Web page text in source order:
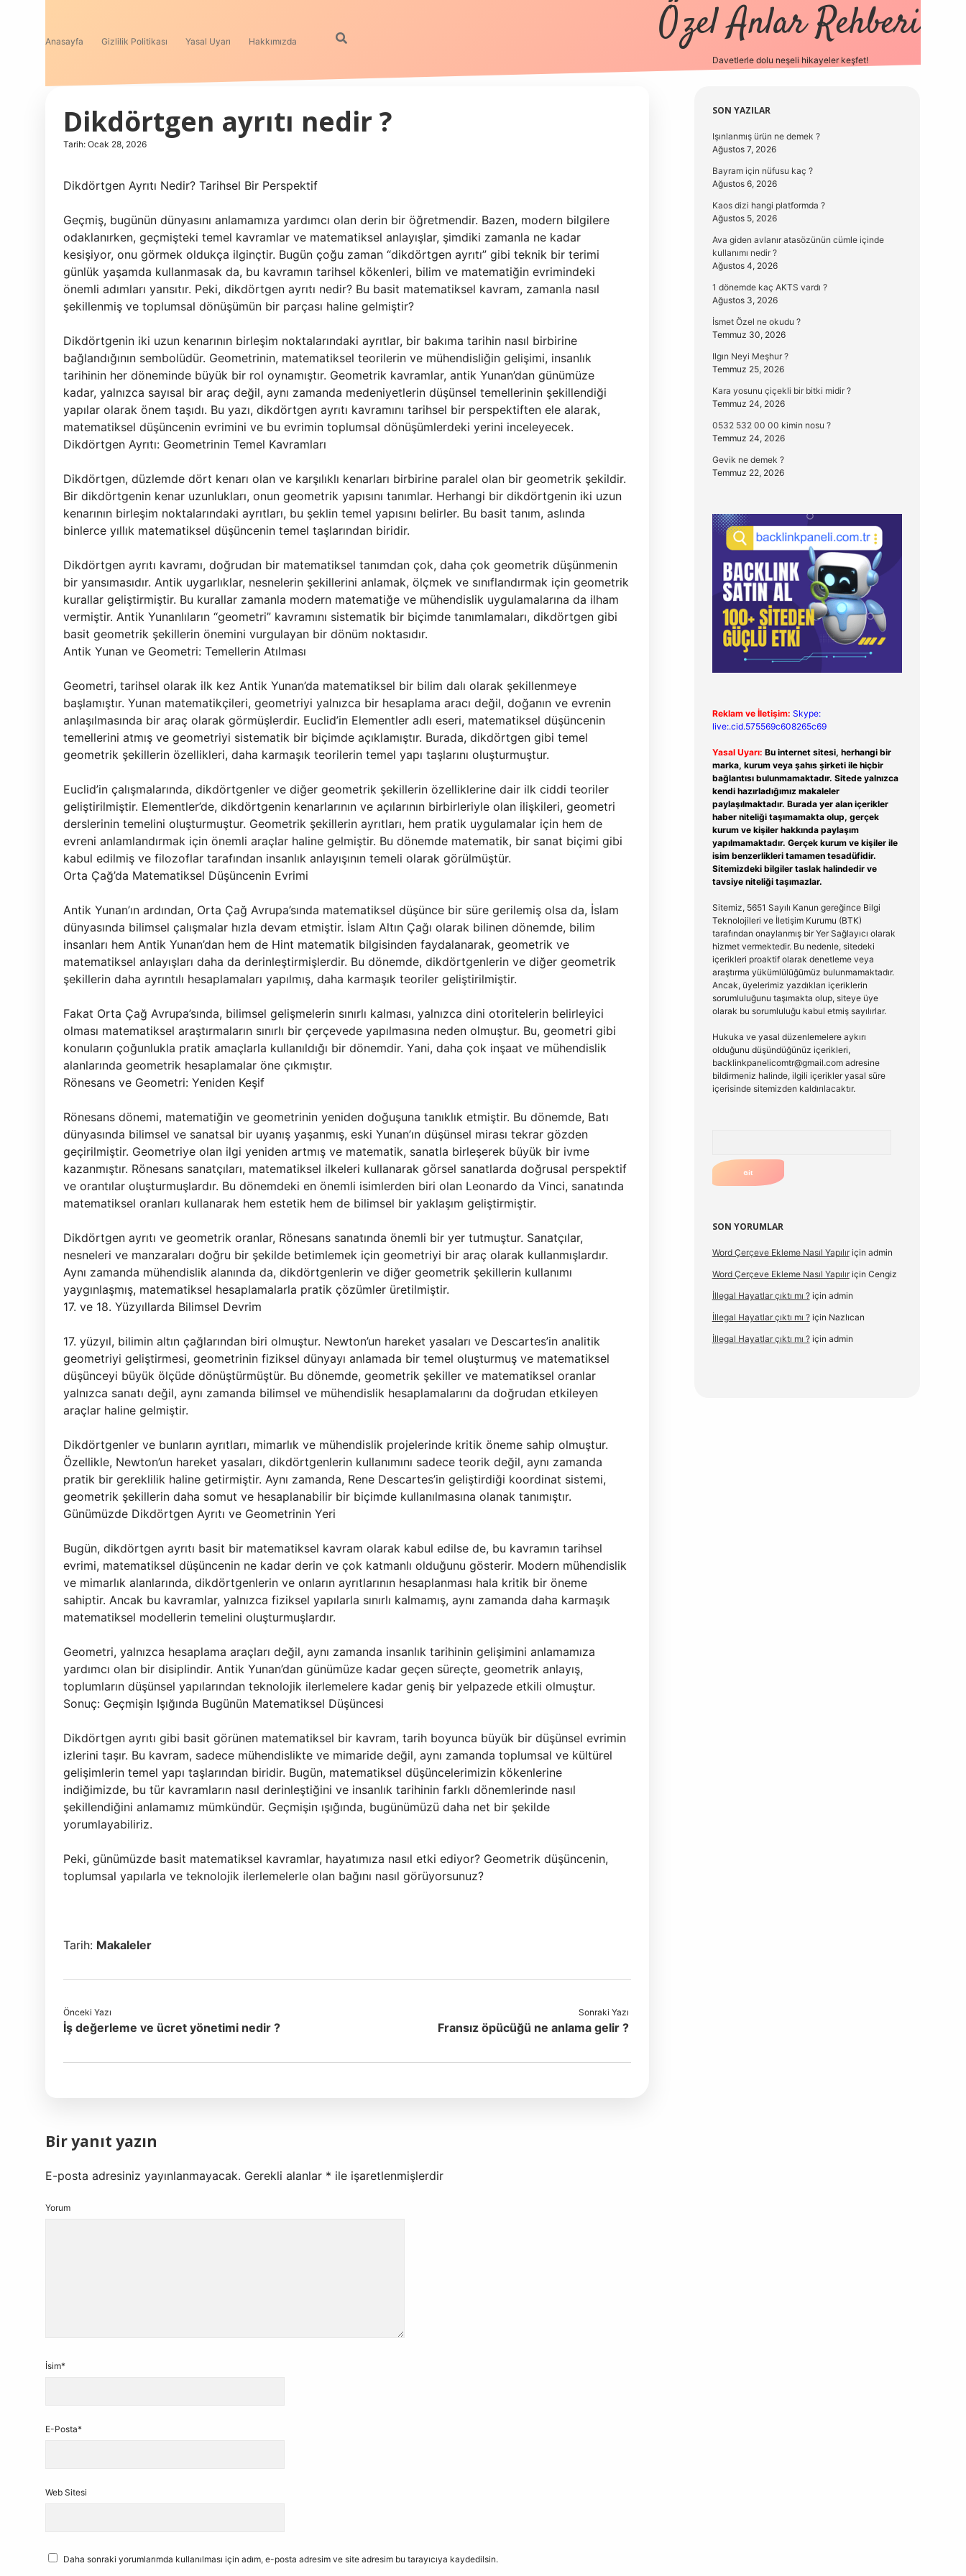
Anasayfa Gizlilik Politikası Yasal Uyarı Hakkımızda Özel Anlar Rehberi
Davetlerle dolu neşeli hikayeler keşfet!
Dikdörtgen ayrıtı nedir ?
Tarih: Ocak 28, 2026
Dikdörtgen Ayrıtı Nedir? Tarihsel Bir Perspektif
Geçmiş, bugünün dünyasını anlamamıza yardımcı olan derin bir öğretmendir. Bazen, modern bilgilere
odaklanırken, geçmişteki temel kavramlar ve matematiksel anlayışlar, şimdiki zamanla ne kadar
kesişiyor, onu görmek oldukça ilginçtir. Bugün çoğu zaman “dikdörtgen ayrıtı” gibi teknik bir terimi
günlük yaşamda kullanmasak da, bu kavramın tarihsel kökenleri, bilim ve matematiğin evrimindeki
önemli adımları yansıtır. Peki, dikdörtgen ayrıtı nedir? Bu basit matematiksel kavram, zamanla nasıl
şekillenmiş ve toplumsal dönüşümün bir parçası haline gelmiştir?
Dikdörtgenin iki uzun kenarının birleşim noktalarındaki ayrıtlar, bir bakıma tarihin nasıl birbirine
bağlandığının sembolüdür. Geometrinin, matematiksel teorilerin ve mühendisliğin gelişimi, insanlık
tarihinin her döneminde büyük bir rol oynamıştır. Geometrik kavramlar, antik Yunan’dan günümüze
kadar, yalnızca sayısal bir araç değil, aynı zamanda medeniyetlerin düşünsel temellerinin şekillendiği
yapılar olarak önem taşıdı. Bu yazı, dikdörtgen ayrıtı kavramını tarihsel bir perspektiften ele alarak,
matematiksel düşüncenin evrimini ve bu evrimin toplumsal dönüşümlerdeki yerini inceleyecek.
Dikdörtgen Ayrıtı: Geometrinin Temel Kavramları
Dikdörtgen, düzlemde dört kenarı olan ve karşılıklı kenarları birbirine paralel olan bir geometrik şekildir.
Bir dikdörtgenin kenar uzunlukları, onun geometrik yapısını tanımlar. Herhangi bir dikdörtgenin iki uzun
kenarının birleşim noktalarındaki ayrıtları, bu şeklin temel yapısını belirler. Bu basit tanım, aslında
binlerce yıllık matematiksel düşüncenin temel taşlarından biridir.
Dikdörtgen ayrıtı kavramı, doğrudan bir matematiksel tanımdan çok, daha çok geometrik düşünmenin
bir yansımasıdır. Antik uygarlıklar, nesnelerin şekillerini anlamak, ölçmek ve sınıflandırmak için geometrik
kurallar geliştirmiştir. Bu kurallar zamanla modern matematiğe ve mühendislik uygulamalarına da ilham
vermiştir. Antik Yunanlıların “geometri” kavramını sistematik bir biçimde tanımlamaları, dikdörtgen gibi
basit geometrik şekillerin önemini vurgulayan bir dönüm noktasıdır.
Antik Yunan ve Geometri: Temellerin Atılması
Geometri, tarihsel olarak ilk kez Antik Yunan’da matematiksel bir bilim dalı olarak şekillenmeye
başlamıştır. Yunan matematikçileri, geometriyi yalnızca bir hesaplama aracı değil, doğanın ve evrenin
anlaşılmasında bir araç olarak görmüşlerdir. Euclid’in Elementler adlı eseri, matematiksel düşüncenin
temellerini atmış ve geometriyi sistematik bir biçimde açıklamıştır. Burada, dikdörtgen gibi temel
geometrik şekillerin özellikleri, daha karmaşık teorilerin temel yapı taşlarını oluşturmuştur.
Euclid’in çalışmalarında, dikdörtgenler ve diğer geometrik şekillerin özelliklerine dair ilk ciddi teoriler
geliştirilmiştir. Elementler’de, dikdörtgenin kenarlarının ve açılarının birbirleriyle olan ilişkileri, geometri
derslerinin temelini oluşturmuştur. Geometrik şekillerin ayrıtları, hem pratik uygulamalar için hem de
evreni anlamlandırmak için önemli araçlar haline gelmiştir. Bu dönemde matematik, bir sanat biçimi gibi
kabul edilmiş ve filozoflar tarafından insanlık anlayışının temeli olarak görülmüştür.
Orta Çağ’da Matematiksel Düşüncenin Evrimi
Antik Yunan’ın ardından, Orta Çağ Avrupa’sında matematiksel düşünce bir süre gerilemiş olsa da, İslam
dünyasında bilimsel çalışmalar hızla devam etmiştir. İslam Altın Çağı olarak bilinen dönemde, bilim
insanları hem Antik Yunan’dan hem de Hint matematik bilgisinden faydalanarak, geometrik ve
matematiksel anlayışları daha da derinleştirmişlerdir. Bu dönemde, dikdörtgenlerin ve diğer geometrik
şekillerin daha ayrıntılı hesaplamaları yapılmış, daha karmaşık teoriler geliştirilmiştir.
Fakat Orta Çağ Avrupa’sında, bilimsel gelişmelerin sınırlı kalması, yalnızca dini otoritelerin belirleyici
olması matematiksel araştırmaların sınırlı bir çerçevede yapılmasına neden olmuştur. Bu, geometri gibi
konuların çoğunlukla pratik amaçlarla kullanıldığı bir dönemdir. Yani, daha çok inşaat ve mühendislik
alanlarında geometrik hesaplamalar öne çıkmıştır.
Rönesans ve Geometri: Yeniden Keşif
Rönesans dönemi, matematiğin ve geometrinin yeniden doğuşuna tanıklık etmiştir. Bu dönemde, Batı
dünyasında bilimsel ve sanatsal bir uyanış yaşanmış, eski Yunan’ın düşünsel mirası tekrar gözden
geçirilmiştir. Geometriye olan ilgi yeniden artmış ve matematik, sanatla birleşerek büyük bir ivme
kazanmıştır. Rönesans sanatçıları, matematiksel ilkeleri kullanarak görsel sanatlarda doğrusal perspektif
ve orantılar oluşturmuşlardır. Bu dönemdeki en önemli isimlerden biri olan Leonardo da Vinci, sanatında
matematiksel oranları kullanarak hem estetik hem de bilimsel bir yaklaşım geliştirmiştir.
Dikdörtgen ayrıtı ve geometrik oranlar, Rönesans sanatında önemli bir yer tutmuştur. Sanatçılar,
nesneleri ve manzaraları doğru bir şekilde betimlemek için geometriyi bir araç olarak kullanmışlardır.
Aynı zamanda mühendislik alanında da, dikdörtgenlerin ve diğer geometrik şekillerin kullanımı
yaygınlaşmış, matematiksel hesaplamalarla pratik çözümler üretilmiştir.
17. ve 18. Yüzyıllarda Bilimsel Devrim
17. yüzyıl, bilimin altın çağlarından biri olmuştur. Newton’un hareket yasaları ve Descartes’in analitik
geometriyi geliştirmesi, geometrinin fiziksel dünyayı anlamada bir temel oluşturmuş ve matematiksel
düşünceyi büyük ölçüde dönüştürmüştür. Bu dönemde, geometrik şekiller ve matematiksel oranlar
yalnızca sanatı değil, aynı zamanda bilimsel ve mühendislik hesaplamalarını da doğrudan etkileyen
araçlar haline gelmiştir.
Dikdörtgenler ve bunların ayrıtları, mimarlık ve mühendislik projelerinde kritik öneme sahip olmuştur.
Özellikle, Newton’un hareket yasaları, dikdörtgenlerin kullanımını sadece teorik değil, aynı zamanda
pratik bir gereklilik haline getirmiştir. Aynı zamanda, Rene Descartes’in geliştirdiği koordinat sistemi,
geometrik şekillerin daha somut ve hesaplanabilir bir biçimde kullanılmasına olanak tanımıştır.
Günümüzde Dikdörtgen Ayrıtı ve Geometrinin Yeri
Bugün, dikdörtgen ayrıtı basit bir matematiksel kavram olarak kabul edilse de, bu kavramın tarihsel
evrimi, matematiksel düşüncenin ne kadar derin ve çok katmanlı olduğunu gösterir. Modern mühendislik
ve mimarlık alanlarında, dikdörtgenlerin ve onların ayrıtlarının hesaplanması hala kritik bir öneme
sahiptir. Ancak bu kavramlar, yalnızca fiziksel yapılarla sınırlı kalmamış, aynı zamanda daha karmaşık
matematiksel modellerin temelini oluşturmuşlardır.
Geometri, yalnızca hesaplama araçları değil, aynı zamanda insanlık tarihinin gelişimini anlamamıza
yardımcı olan bir disiplindir. Antik Yunan’dan günümüze kadar geçen süreçte, geometrik anlayış,
toplumların düşünsel yapılarından teknolojik ilerlemelere kadar geniş bir yelpazede etkili olmuştur.
Sonuç: Geçmişin Işığında Bugünün Matematiksel Düşüncesi
Dikdörtgen ayrıtı gibi basit görünen matematiksel bir kavram, tarih boyunca büyük bir düşünsel evrimin
izlerini taşır. Bu kavram, sadece mühendislikte ve mimaride değil, aynı zamanda toplumsal ve kültürel
gelişimlerin temel yapı taşlarından biridir. Bugün, matematiksel düşüncelerimizin kökenlerine
indiğimizde, bu tür kavramların nasıl derinleştiğini ve insanlık tarihinin farklı dönemlerinde nasıl
şekillendiğini anlamamız mümkündür. Geçmişin ışığında, bugünümüzü daha net bir şekilde
yorumlayabiliriz.
Peki, günümüzde basit matematiksel kavramlar, hayatımıza nasıl etki ediyor? Geometrik düşüncenin,
toplumsal yapılarla ve teknolojik ilerlemelerle olan bağını nasıl görüyorsunuz?
Tarih: Makaleler
Önceki Yazı
İş değerleme ve ücret yönetimi nedir ?
Sonraki Yazı
Fransız öpücüğü ne anlama gelir ?
Bir yanıt yazın
E-posta adresiniz yayınlanmayacak. Gerekli alanlar * ile işaretlenmişlerdir
Yorum
İsim*
E-Posta*
Web Sitesi
Daha sonraki yorumlarımda kullanılması için adım, e-posta adresim ve site adresim bu tarayıcıya kaydedilsin.
Sidebar
SON YAZILAR
Işınlanmış ürün ne demek ?
Ağustos 7, 2026
Bayram için nüfusu kaç ?
Ağustos 6, 2026
Kaos dizi hangi platformda ?
Ağustos 5, 2026
Ava giden avlanır atasözünün cümle içinde
kullanımı nedir ?
Ağustos 4, 2026
1 dönemde kaç AKTS vardı ?
Ağustos 3, 2026
İsmet Özel ne okudu ?
Temmuz 30, 2026
Ilgın Neyi Meşhur ?
Temmuz 25, 2026
Kara yosunu çiçekli bir bitki midir ?
Temmuz 24, 2026
0532 532 00 00 kimin nosu ?
Temmuz 24, 2026
Gevik ne demek ?
Temmuz 22, 2026
Reklam ve İletişim: Skype:
live:.cid.575569c608265c69
Yasal Uyarı: Bu internet sitesi, herhangi bir
marka, kurum veya şahıs şirketi ile hiçbir
bağlantısı bulunmamaktadır. Sitede yalnızca
kendi hazırladığımız makaleler
paylaşılmaktadır. Burada yer alan içerikler
haber niteliği taşımamakta olup, gerçek
kurum ve kişiler hakkında paylaşım
yapılmamaktadır. Gerçek kurum ve kişiler ile
isim benzerlikleri tamamen tesadüfidir.
Sitemizdeki bilgiler taslak halindedir ve
tavsiye niteliği taşımazlar.
Sitemiz, 5651 Sayılı Kanun gereğince Bilgi
Teknolojileri ve İletişim Kurumu (BTK)
tarafından onaylanmış bir Yer Sağlayıcı olarak
hizmet vermektedir. Bu nedenle, sitedeki
içerikleri proaktif olarak denetleme veya
araştırma yükümlülüğümüz bulunmamaktadır.
Ancak, üyelerimiz yazdıkları içeriklerin
sorumluluğunu taşımakta olup, siteye üye
olarak bu sorumluluğu kabul etmiş sayılırlar.
Hukuka ve yasal düzenlemelere aykırı
olduğunu düşündüğünüz içerikleri,
backlinkpanelicomtr@gmail.comadresine
bildirmeniz halinde, ilgili içerikler yasal süre
içerisinde sitemizden kaldırılacaktır.
SON YORUMLAR
Word Çerçeve Ekleme Nasıl Yapılıriçin admin
Word Çerçeve Ekleme Nasıl Yapılıriçin Cengiz
İllegal Hayatlar çıktı mı ?için admin
İllegal Hayatlar çıktı mı ?için Nazlıcan
İllegal Hayatlar çıktı mı ?için admin